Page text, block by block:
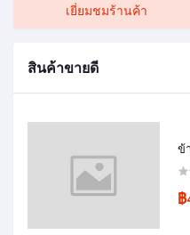
เยี่ยมชมร้านค้า
สินค้าขายดี
ข้